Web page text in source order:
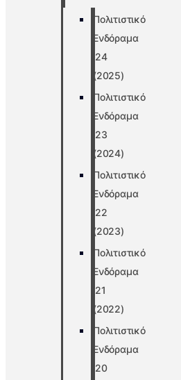
Πολιτιστικό
Ενδόραμα
’24
(2025)
Πολιτιστικό
Ενδόραμα
’23
(2024)
Πολιτιστικό
Ενδόραμα
’22
(2023)
Πολιτιστικό
Ενδόραμα
’21
(2022)
Πολιτιστικό
Ενδόραμα
’20